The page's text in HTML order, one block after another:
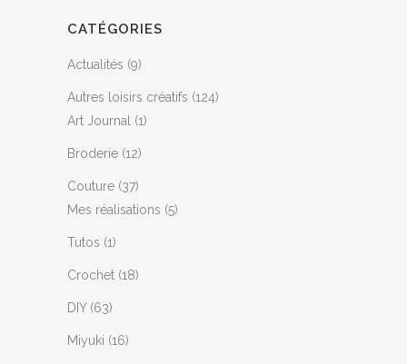
CATÉGORIES
Actualités (9)
Autres loisirs créatifs (124)
Art Journal
(1)
Broderie (12)
Couture (37)
Mes réalisations (5)
Tutos (1)
Crochet (18)
DIY(63)
Miyuki (16)